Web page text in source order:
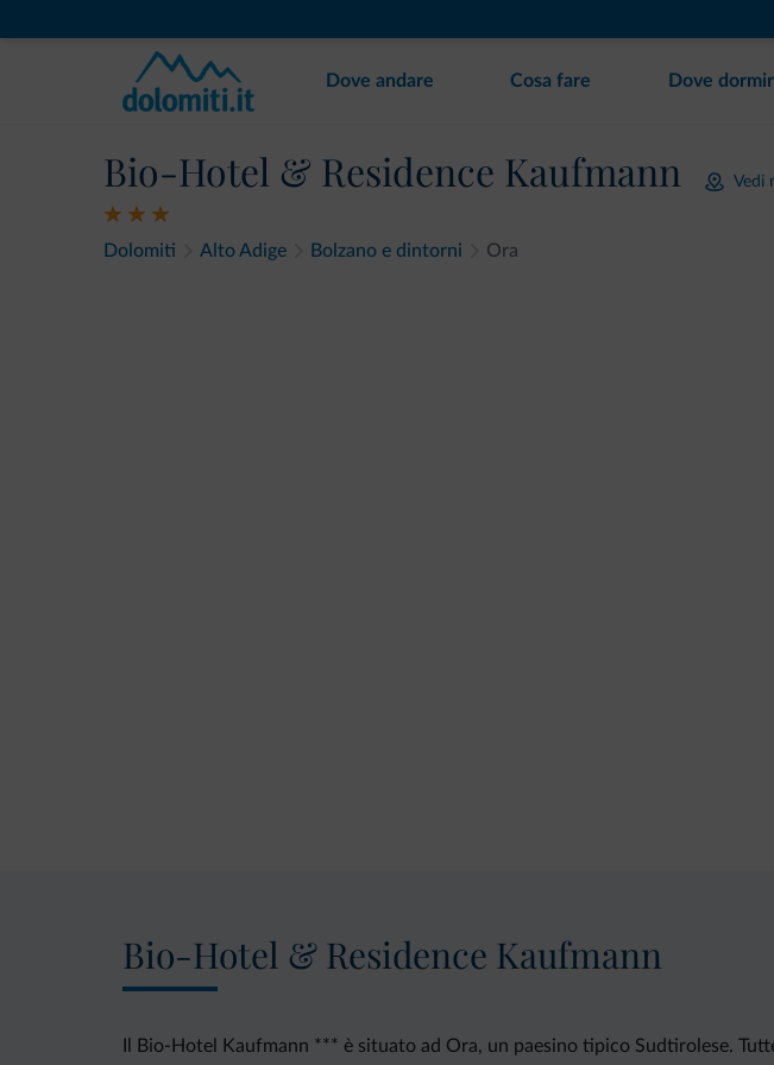
Dove andare Cosa fare Dove
Bio-Hotel & Residence Kaufmann Vedi
Dolomiti Alto Adige Bolzano e dintorni Ora
Bio-Hotel & Residence Kaufmann
Il Bio-Hotel Kaufmann *** è situato ad Ora, un paesino tipico Sudtirolese.